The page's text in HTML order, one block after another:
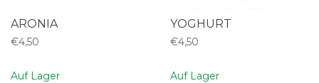
ARONIA
€4,50
Auf Lager
YOGHURT
€4,50
Auf Lager